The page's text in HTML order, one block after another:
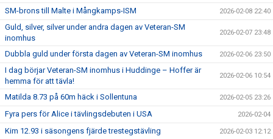
SM-brons till Malte i Mångkamps-ISM 2026-02-08 22:40
Guld, silver, silver under andra dagen av Veteran-SM
inomhus
2026-02-07 23:48
Dubbla guld under första dagen av Veteran-SM inomhus 2026-02-06 23:50
I dag börjar Veteran-SM inomhus i Huddinge – Hoffer är
hemma för att tävla!
2026-02-06 10:54
Matilda 8.73 på 60m häck i Sollentuna 2026-02-05 23:26
Fyra pers för Alice i tävlingsdebuten i USA 2026-02-04
Kim 12.93 i säsongens fjärde trestegstävling 2026-02-03 12:12